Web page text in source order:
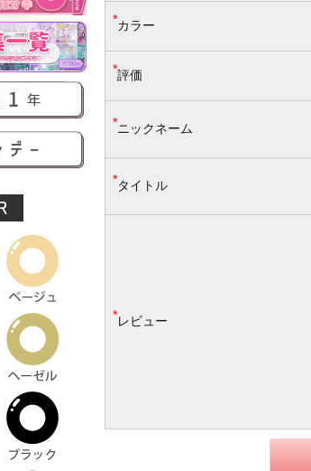
*カラー
*評価
*ニックネーム
*タイトル
*レビュー